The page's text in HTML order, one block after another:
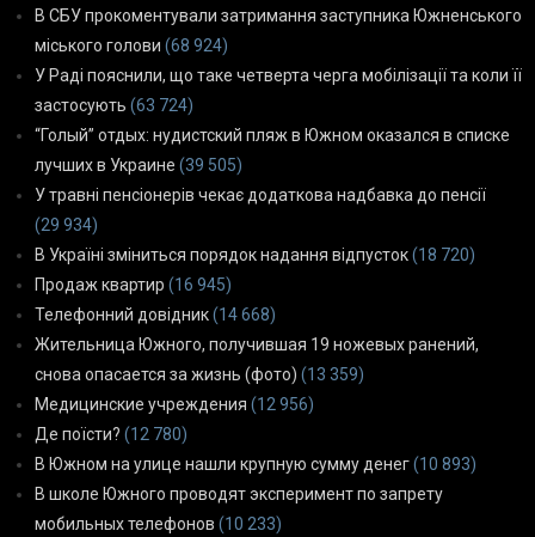
В СБУ прокоментували затримання заступника Южненського
міського голови (68 924)
У Раді пояснили, що таке четверта черга мобілізації та коли її
застосують (63 724)
“Голый” отдых: нудистский пляж в Южном оказался в списке
лучших в Украине (39 505)
У травні пенсіонерів чекає додаткова надбавка до пенсії
(29 934)
В Україні зміниться порядок надання відпусток(18 720)
Продаж квартир (16 945)
Телефонний довідник(14 668)
Жительница Южного, получившая 19 ножевых ранений,
снова опасается за жизнь (фото) (13 359)
Медицинские учреждения (12 956)
Де поїсти? (12 780)
В Южном на улице нашли крупную сумму денег(10 893)
В школе Южного проводят эксперимент по запрету
мобильных телефонов (10 233)